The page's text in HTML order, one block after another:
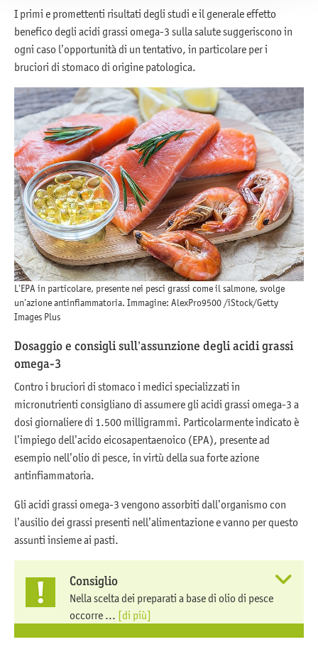
I primi e promettenti risultati degli studi e il generale effetto
benefico degli acidi grassi omega-3 sulla salute suggeriscono in
ogni caso l’opportunità di un tentativo, in particolare per i
bruciori di stomaco di origine patologica.
L’EPA in particolare, presente nei pesci grassi come il salmone, svolge
un’azione antinfiammatoria. Immagine: AlexPro9500 /iStock/Getty
Images Plus
Dosaggio e consigli sull’assunzione degli acidi grassi
omega-3
Contro i bruciori di stomaco i medici specializzati in
micronutrienti consigliano di assumere gli acidi grassi omega-3 a
dosi giornaliere di 1.500 milligrammi. Particolarmente indicato è
l’impiego dell’acido eicosapentaenoico (EPA), presente ad
esempio nell’olio di pesce, in virtù della sua forte azione
antinfiammatoria.
Gli acidi grassi omega-3 vengono assorbiti dall’organismo con
l’ausilio dei grassi presenti nell’alimentazione e vanno per questo
assunti insieme ai pasti.
Consiglio
Nella scelta dei preparati a base di olio di pesce
occorre ... [di più]